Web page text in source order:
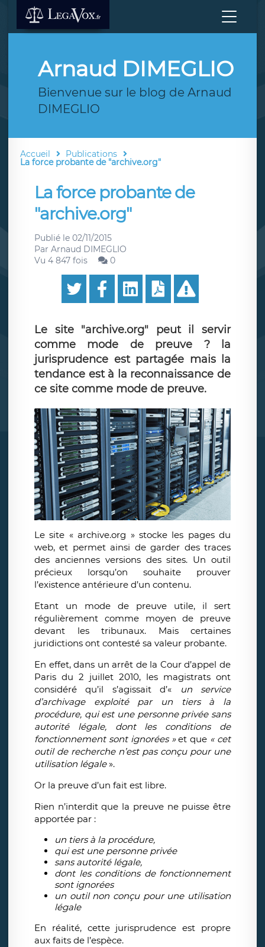
Arnaud DIMEGLIO
Bienvenue sur le blog de Arnaud
DIMEGLIO
Accueil Publications
La force probante de "archive.org"
La force probante de
"archive.org"
Publié le 02/11/2015
Par Arnaud DIMEGLIO
Vu 4 847 fois
0
Le site "archive.org" peut il servir
comme mode de preuve ? la
jurisprudence est partagée mais la
tendance est à la reconnaissance de
ce site comme mode de preuve.
Le site « archive.org » stocke les pages du
web, et permet ainsi de garder des traces
des anciennes versions des sites. Un outil
précieux lorsqu’on souhaite prouver
l’existence antérieure d’un contenu.
Etant un mode de preuve utile, il sert
régulièrement comme moyen de preuve
devant les tribunaux. Mais certaines
juridictions ont contesté sa valeur probante.
En effet, dans un arrêt de la Cour d’appel de
Paris du 2 juillet 2010, les magistrats ont
considéré qu’il s’agissait d’«
un service
d’archivage exploité par un tiers à la
procédure, qui est une personne privée sans
autorité légale, dont les conditions de
fonctionnement sont ignorées »et que « cet
outil de recherche n’est pas conçu pour une
utilisation légale».
Or la preuve d’un fait est libre.
Rien n’interdit que la preuve ne puisse être
apportée par :
un tiers à la procédure,
qui est une personne privée
sans autorité légale,
dont les conditions de fonctionnement
sont ignorées
un outil non conçu pour une utilisation
légale
En réalité, cette jurisprudence est propre
aux faits de l’espèce.